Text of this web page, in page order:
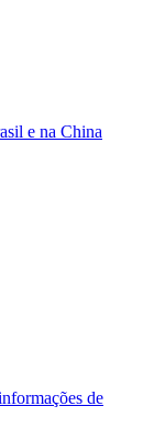
e na China
de